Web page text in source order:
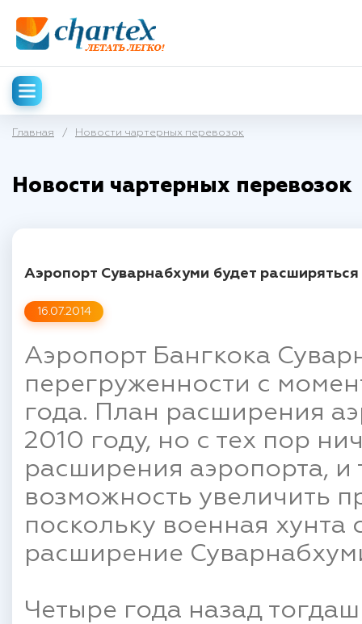
Главная / Новости чартерных перевозок
Новости чартерных перевозок
16.07.2014
Аэропорт Суварнабхуми будет расширяться
Аэропорт Бангкока
перегруженности с
года. План расширения
2010 году, но с тех пор
расширения аэропорта, и
возможность увеличить
поскольку военная хунта
расширение
Четыре года назад